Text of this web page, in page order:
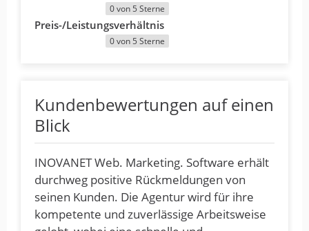
0 von 5 Sterne
Preis-/Leistungsverhältnis
0 von 5 Sterne
Kundenbewertungen auf einen
Blick
INOVANET Web. Marketing. Software erhält
durchweg positive Rückmeldungen von
seinen Kunden. Die Agentur wird für ihre
kompetente und zuverlässige Arbeitsweise